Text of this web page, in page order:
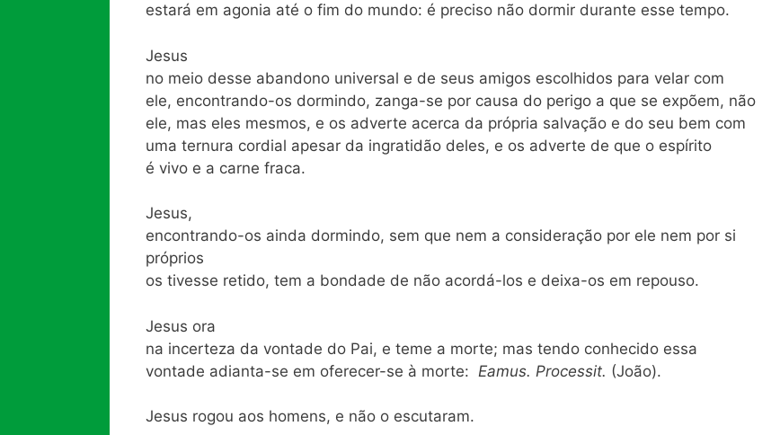
estará em agonia até o fim do mundo: é preciso não dormir durante esse tempo.
Jesus
no meio desse abandono universal e de seus amigos escolhidos para velar com
ele, encontrando-os dormindo, zanga-se por causa do perigo a que se expõem, não
ele, mas eles mesmos, e os adverte acerca da própria salvação e do seu bem com
uma ternura cordial apesar da ingratidão deles, e os adverte de que o espírito
é vivo e a carne fraca.
Jesus,
encontrando-os ainda dormindo, sem que nem a consideração por ele nem por si
próprios
os tivesse retido, tem a bondade de não acordá-los e deixa-os em repouso.
Jesus ora
na incerteza da vontade do Pai, e teme a morte; mas tendo conhecido essa
vontade adianta-se em oferecer-se à morte: Eamus. Processit. (João).
Jesus rogou aos homens, e não o escutaram.